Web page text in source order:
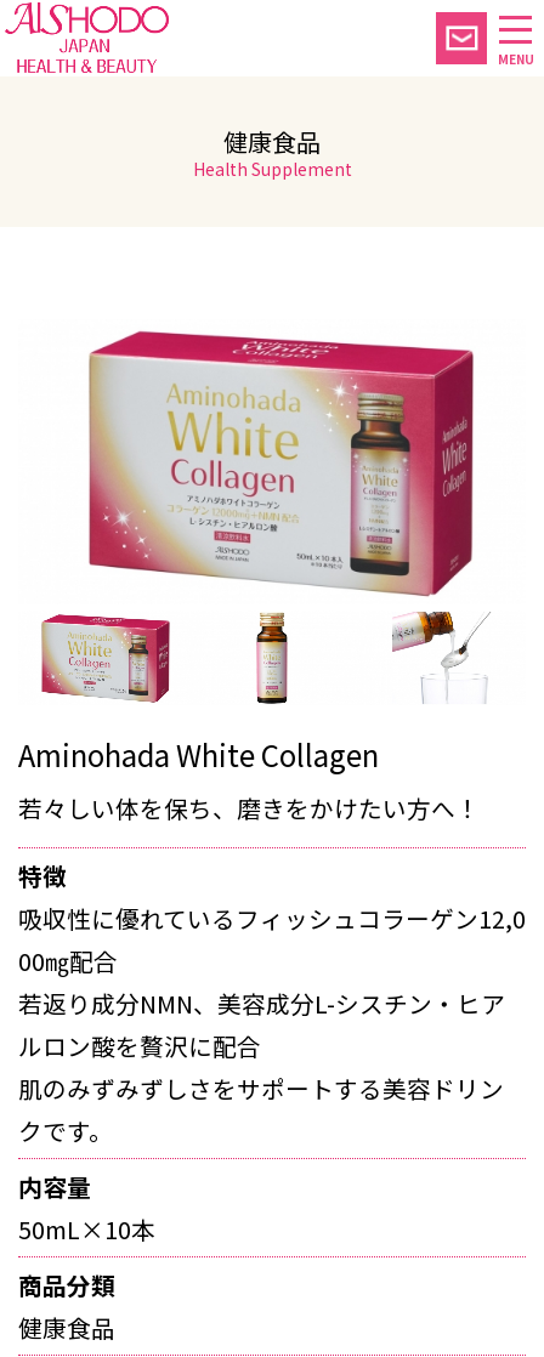
MENU
健康食品
Health Supplement
Aminohada White Collagen
若々しい体を保ち、磨きをかけたい方へ！
特徴
吸収性に優れているフィッシュコラーゲン12,0
00㎎配合
若返り成分NMN、美容成分L-シスチン・ヒア
ルロン酸を贅沢に配合
肌のみずみずしさをサポートする美容ドリン
クです。
内容量
50mL×10本
商品分類
健康食品